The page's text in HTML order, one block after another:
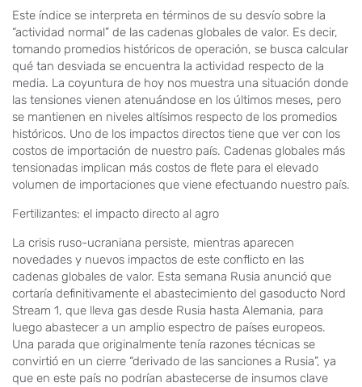
Este índice se interpreta en términos de su desvío sobre la
“actividad normal” de las cadenas globales de valor. Es decir,
tomando promedios históricos de operación, se busca calcular
qué tan desviada se encuentra la actividad respecto de la
media. La coyuntura de hoy nos muestra una situación donde
las tensiones vienen atenuándose en los últimos meses, pero
se mantienen en niveles altísimos respecto de los promedios
históricos. Uno de los impactos directos tiene que ver con los
costos de importación de nuestro país. Cadenas globales más
tensionadas implican más costos de flete para el elevado
volumen de importaciones que viene efectuando nuestro país.
Fertilizantes: el impacto directo al agro
La crisis ruso-ucraniana persiste, mientras aparecen
novedades y nuevos impactos de este conflicto en las
cadenas globales de valor. Esta semana Rusia anunció que
cortaría definitivamente el abastecimiento del gasoducto Nord
Stream 1, que lleva gas desde Rusia hasta Alemania, para
luego abastecer a un amplio espectro de países europeos.
Una parada que originalmente tenía razones técnicas se
convirtió en un cierre “derivado de las sanciones a Rusia”, ya
que en este país no podrían abastecerse de insumos clave